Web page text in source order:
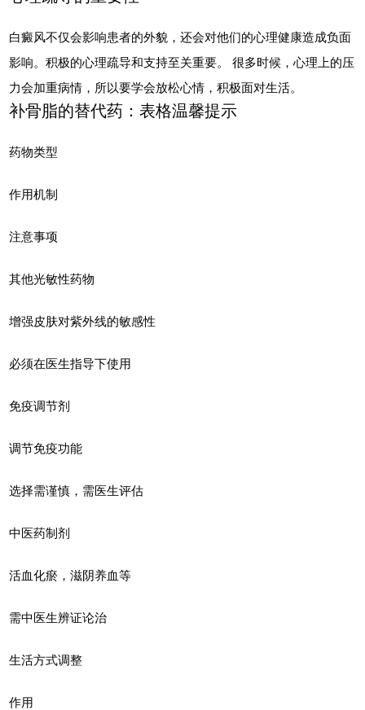
白癜风不仅会影响患者的外貌，还会对他们的心理健康造成负面
影响。积极的心理疏导和支持至关重要。 很多时候，心理上的压
力会加重病情，所以要学会放松心情，积极面对生活。
补骨脂的替代药：表格温馨提示
药物类型
作用机制
注意事项
其他光敏性药物
增强皮肤对紫外线的敏感性
必须在医生指导下使用
免疫调节剂
调节免疫功能
选择需谨慎，需医生评估
中医药制剂
活血化瘀，滋阴养血等
需中医生辨证论治
生活方式调整
作用